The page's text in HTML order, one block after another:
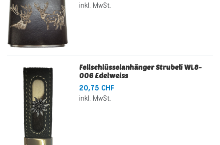
inkl. MwSt.
Fellschlüsselanhänger Strubeli WL8-
006 Edelweiss
20,75 CHF
inkl. MwSt.